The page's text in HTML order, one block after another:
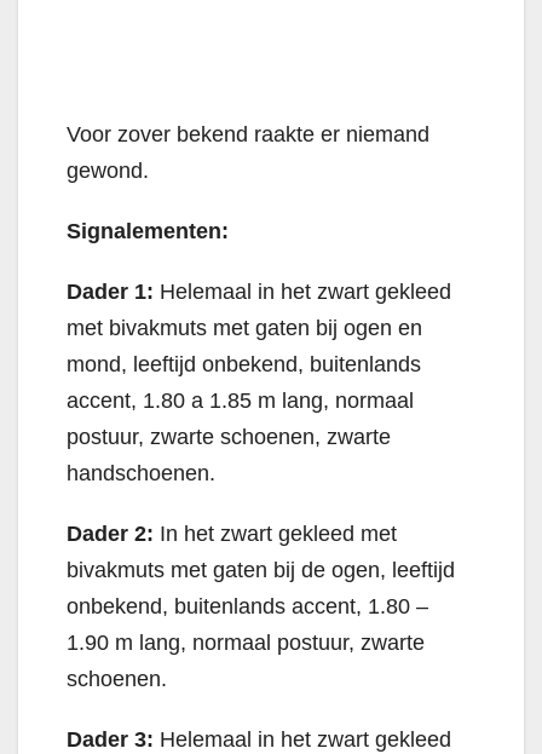
Voor zover bekend raakte er niemand
gewond.
Signalementen:
Dader 1: Helemaal in het zwart gekleed
met bivakmuts met gaten bij ogen en
mond, leeftijd onbekend, buitenlands
accent, 1.80 a 1.85 m lang, normaal
postuur, zwarte schoenen, zwarte
handschoenen.
Dader 2: In het zwart gekleed met
bivakmuts met gaten bij de ogen, leeftijd
onbekend, buitenlands accent, 1.80 –
1.90 m lang, normaal postuur, zwarte
schoenen.
Dader 3: Helemaal in het zwart gekleed